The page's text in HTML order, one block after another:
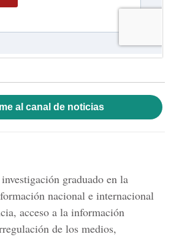
al canal de noticias
graduado en la
nacional e internacional
acceso a la información
de los medios,